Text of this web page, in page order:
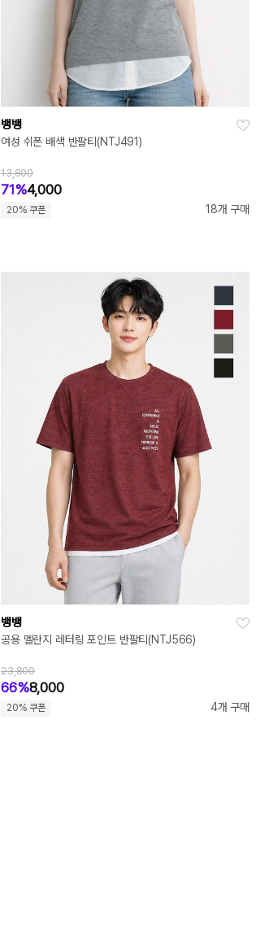
뱅뱅
여성 쉬폰 배색 반팔티(NTJ491)
13,800
71%4,000
20% 쿠폰 18개 구매
뱅뱅
공용 멜란지 레터링 포인트 반팔티(NTJ566)
23,800
66%8,000
20% 쿠폰 4개 구매